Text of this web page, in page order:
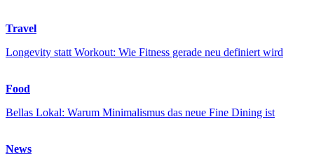
Travel
Longevity statt Workout: Wie Fitness gerade neu definiert wird
Food
Bellas Lokal: Warum Minimalismus das neue Fine Dining ist
News